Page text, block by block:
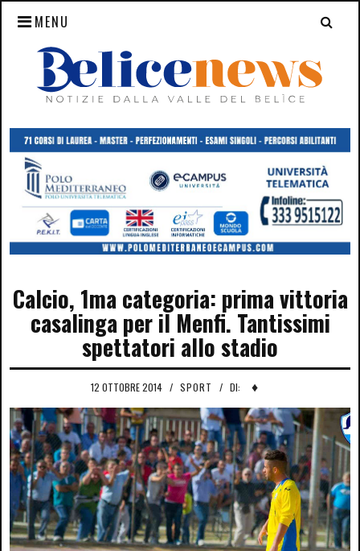
MENU
Calcio, 1ma categoria: prima vittoria
casalinga per il Menfi. Tantissimi
spettatori allo stadio
12 OTTOBRE 2014 / SPORT / DI: ♦